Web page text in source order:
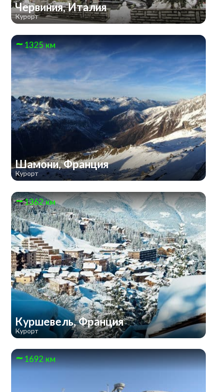
Червиния, Италия
Курорт
1325 км
Шамони, Франция
Курорт
1362 км
Куршевель, Франция
Курорт
1692 км